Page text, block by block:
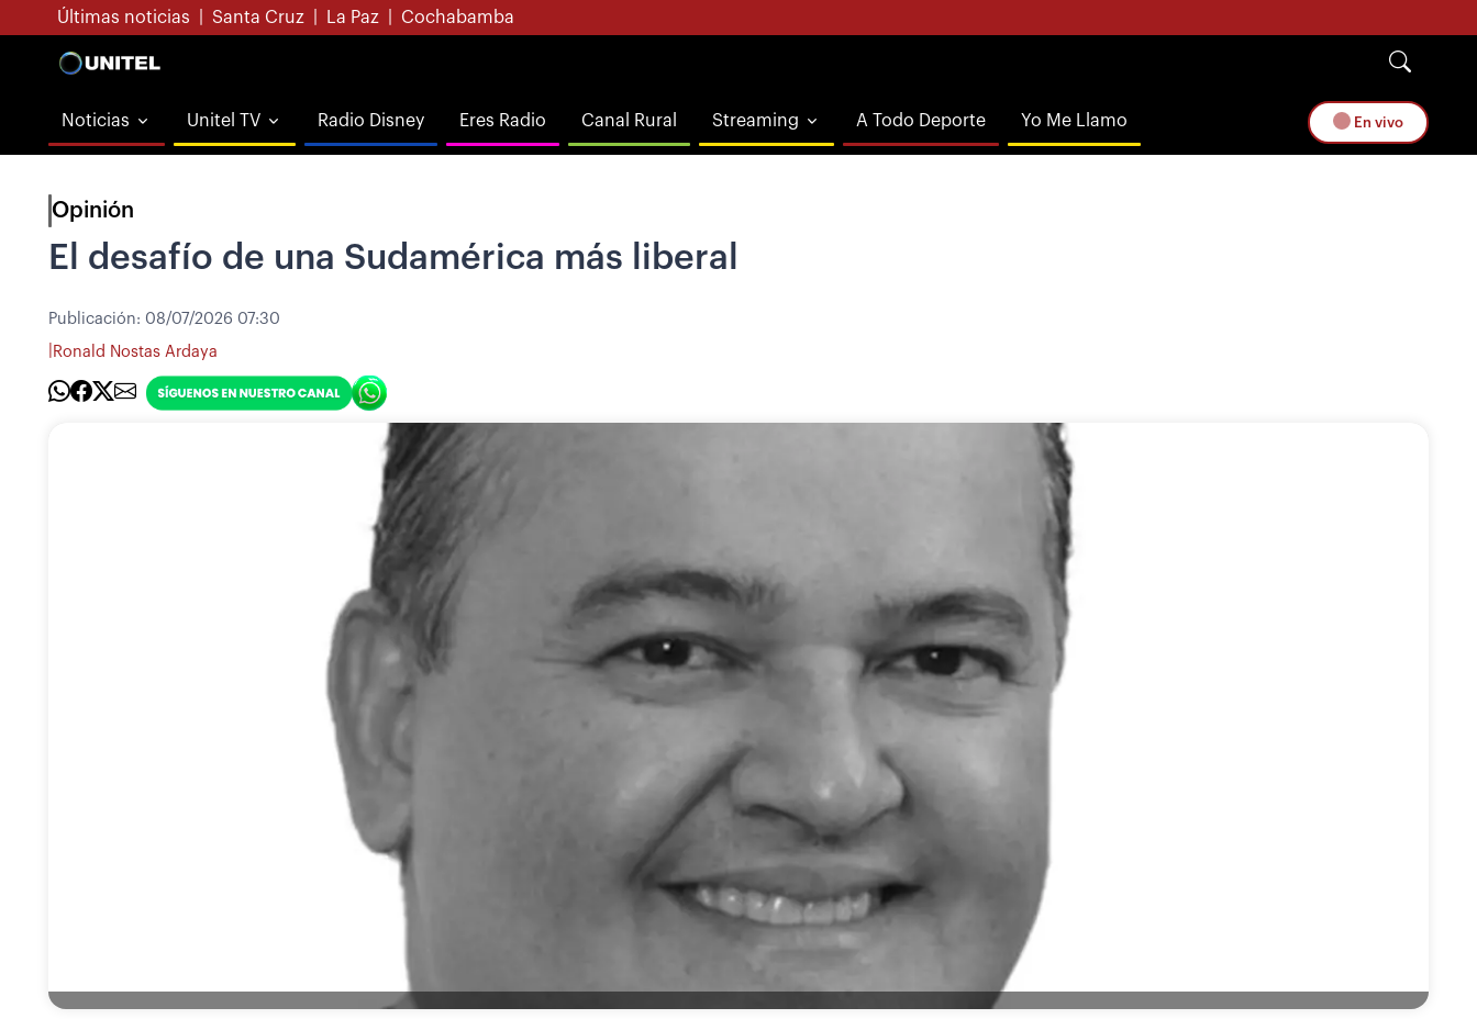
Últimas noticias Santa Cruz La Paz Cochabamba
Noticias Unitel TV Radio Disney Eres Radio Canal Rural Streaming A Todo Deporte Yo Me Llamo En vivo
Opinión
El desafío de una Sudamérica más liberal
Publicación: 08/07/2026 07:30
Ronald Nostas Ardaya